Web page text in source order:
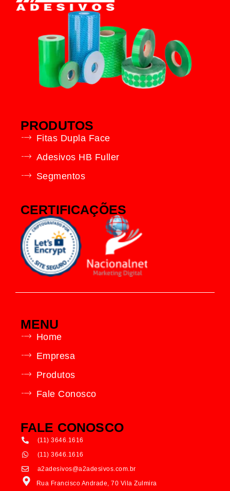
PRODUTOS
Fitas Dupla Face
Adesivos HB Fuller
Segmentos
CERTIFICAÇÕES
MENU
Home
Empresa
Produtos
Fale Conosco
FALE CONOSCO
(11) 3646.1616
(11) 3646.1616
a2adesivos@a2adesivos.com.br
Rua Francisco Andrade, 70 Vila Zulmira